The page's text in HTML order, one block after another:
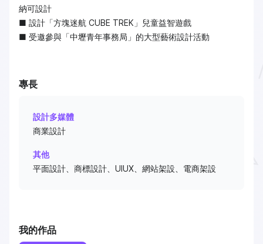
納可設計
■ 設計「方塊迷航 CUBE TREK」兒童益智遊戲
■ 受邀參與「中壢青年事務局」的大型藝術設計活動
專長
設計多媒體
商業設計
其他
平面設計、商標設計、UIUX、網站架設、電商架設
我的作品